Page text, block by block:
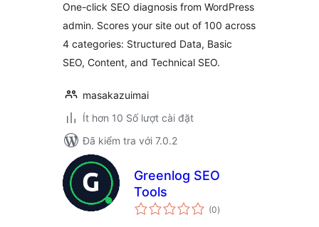
One-click SEO diagnosis from WordPress
admin. Scores your site out of 100 across
4 categories: Structured Data, Basic
SEO, Content, and Technical SEO.
masakazuimai
Ít hơn 10 Số lượt cài đặt
Đã kiểm tra với 7.0.2
Greenlog SEO
Tools
(0tổng
đánh
)